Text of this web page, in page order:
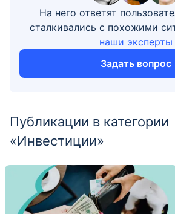
На него ответят
сталкивались с похожими
наши эксперты
Задать вопрос
Публикации в категории
«Инвестиции»